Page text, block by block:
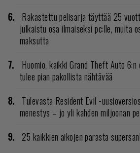
Rakastettu pelisarja täyttää 25
julkaistu osa ilmaiseksi pc:lle, muita
maksutta
Huomio, kaikki Grand Theft Auto
tulee pian pakollista nähtävää
Tulevasta Resident Evil -
menestys – jo yli kahden miljoonan
25 kaikkien aikojen parasta